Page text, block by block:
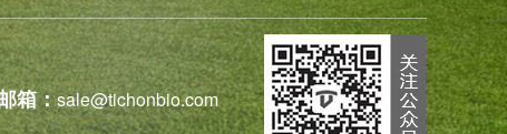
箱：sale@tichonbio.com